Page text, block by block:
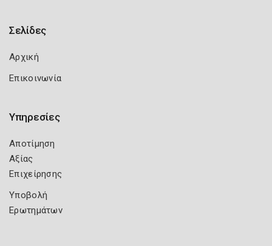
Σελίδες
Αρχική
Επικοινωνία
Υπηρεσίες
Αποτίμηση
Αξίας
Επιχείρησης
Υποβολή
Ερωτημάτων